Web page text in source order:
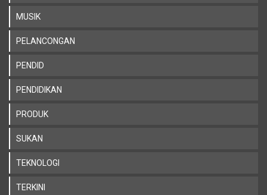
MUSIK
PELANCONGAN
PENDID
PENDIDIKAN
PRODUK
SUKAN
TEKNOLOGI
TERKINI